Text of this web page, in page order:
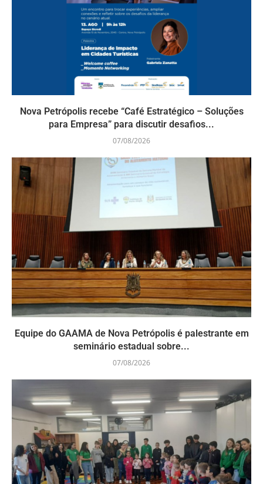
Nova Petrópolis recebe “Café Estratégico – Soluções
para Empresa” para discutir desafios...
07/08/2026
Equipe do GAAMA de Nova Petrópolis é palestrante em
seminário estadual sobre...
07/08/2026